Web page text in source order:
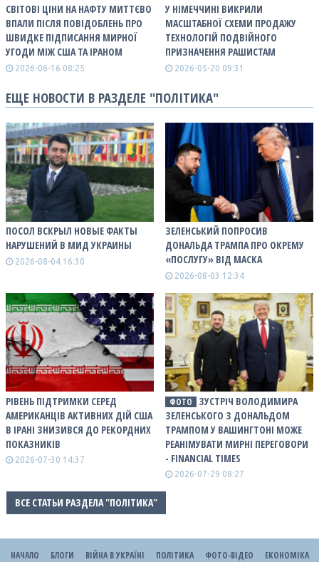
СВІТОВІ ЦІНИ НА НАФТУ МИТТЄВО
ВПАЛИ ПІСЛЯ ПОВІДОБЛЕНЬ ПРО
ШВИДКЕ ПІДПИСАННЯ МИРНОЇ
УГОДИ МІЖ США ТА ІРАНОМ
2026-06-16 08:25
У НІМЕЧЧИНІ ВИКРИЛИ
МАСШТАБНОЇ СХЕМИ ПРОДАЖУ
ТЕХНОЛОГІЙ ПОДВІЙНОГО
ПРИЗНАЧЕННЯ РАШИСТАМ
2026-05-20 09:31
ЕЩЕ НОВОСТИ В РАЗДЕЛЕ "ПОЛІТИКА"
ПОСОЛ ВСКРЫЛ НОВЫЕ ФАКТЫ
НАРУШЕНИЙ В МИД УКРАИНЫ
2026-08-04 16:30
ЗЕЛЕНСЬКИЙ ПОПРОСИВ
ДОНАЛЬДА ТРАМПА ПРО ОКРЕМУ
«ПОСЛУГУ» ВІД МАСКА
2026-08-03 12:34
РІВЕНЬ ПІДТРИМКИ СЕРЕД
АМЕРИКАНЦІВ АКТИВНИХ ДІЙ США
В ІРАНІ ЗНИЗИВСЯ ДО РЕКОРДНИХ
ПОКАЗНИКІВ
2026-07-30 14:37
ФОТО
ЗУСТРІЧ ВОЛОДИМИРА
ЗЕЛЕНСЬКОГО З ДОНАЛЬДОМ
ТРАМПОМ У ВАШИНГТОНІ МОЖЕ
РЕАНІМУВАТИ МИРНІ ПЕРЕГОВОРИ
- FINANCIAL TIMES
2026-07-29 08:27
ВСЕ СТАТЬИ РАЗДЕЛА "ПОЛІТИКА"
НАЧАЛО БЛОГИ ВІЙНА В УКРАЇНІ ПОЛІТИКА ФОТО-ВІДЕО ЕКОНОМІКА